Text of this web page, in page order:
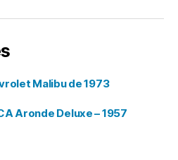
Malibu de 1973
Aronde Deluxe – 1957